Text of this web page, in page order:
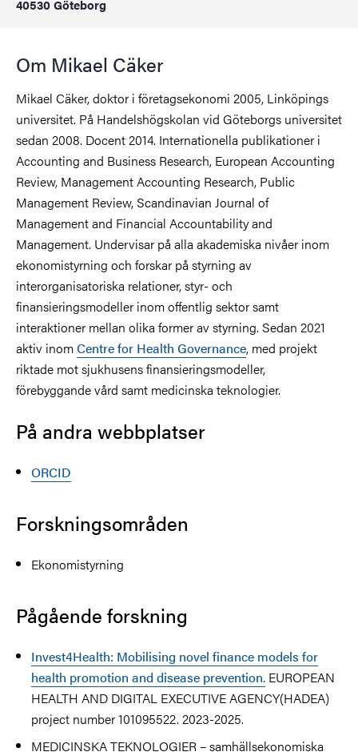
40530 Göteborg
Om Mikael Cäker
Mikael Cäker, doktor i företagsekonomi 2005, Linköpings
universitet. På Handelshögskolan vid Göteborgs universitet
sedan 2008. Docent 2014. Internationella publikationer i
Accounting and Business Research, European Accounting
Review, Management Accounting Research, Public
Management Review, Scandinavian Journal of
Management and Financial Accountability and
Management. Undervisar på alla akademiska nivåer inom
ekonomistyrning och forskar på styrning av
interorganisatoriska relationer, styr- och
finansieringsmodeller inom offentlig sektor samt
interaktioner mellan olika former av styrning. Sedan 2021
aktiv inomCentre for Health Governance, med projekt
riktade mot sjukhusens finansieringsmodeller,
förebyggande vård samt medicinska teknologier.
På andra webbplatser
ORCID
Forskningsområden
Ekonomistyrning
Pågående forskning
Invest4Health: Mobilising novel finance models for
health promotion and disease prevention. EUROPEAN
HEALTH AND DIGITAL EXECUTIVE AGENCY(HADEA)
project number 101095522. 2023-2025.
MEDICINSKA TEKNOLOGIER – samhällsekonomiska